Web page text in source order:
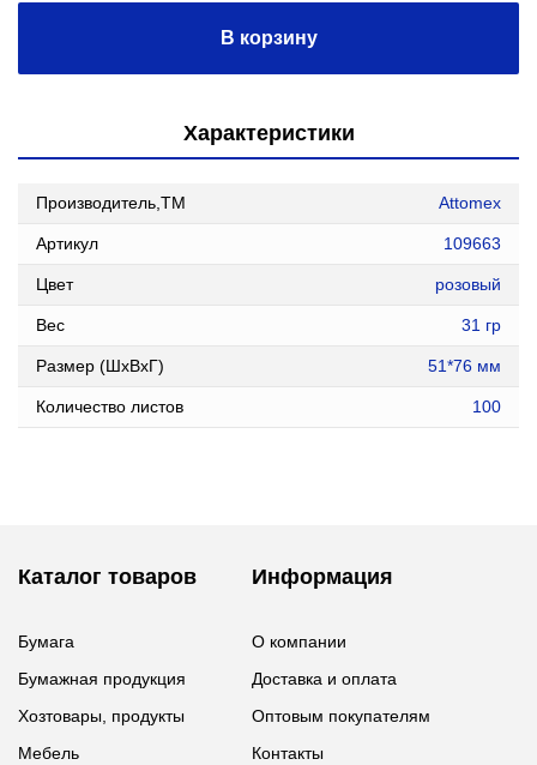
В корзину
Характеристики
Производитель,ТМ Attomex
Артикул 109663
Цвет розовый
Вес 31 гр
Размер (ШxВxГ) 51*76 мм
Количество листов 100
Каталог товаров
Бумага
Бумажная продукция
Хозтовары, продукты
Мебель
Информация
О компании
Доставка и оплата
Оптовым покупателям
Контакты